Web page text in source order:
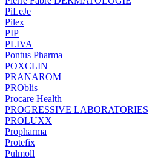
PiLeJe
Pilex
PIP
PLIVA
Pontus Pharma
POXCLIN
PRANAROM
PROblis
Procare Health
PROGRESSIVE LABORATORIES
PROLUXX
Propharma
Protefix
Pulmoll